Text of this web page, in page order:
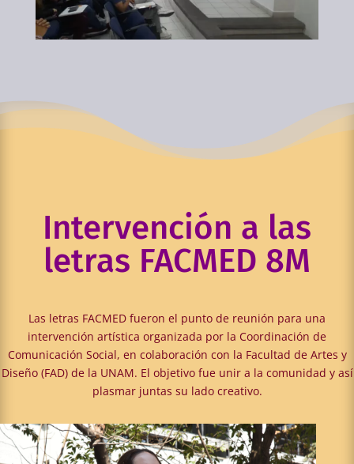
Intervención a las
letras FACMED 8M
Las letras FACMED fueron el punto de reunión para una
intervención artística organizada por la Coordinación de
Comunicación Social, en colaboración con la Facultad de Artes y
Diseño (FAD) de la UNAM. El objetivo fue unir a la comunidad y así
plasmar juntas su lado creativo.